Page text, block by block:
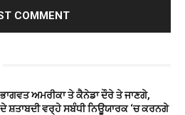
ਅਮਰੀਕਾ ਤੇ ਕੈਨੇਡਾ ਦੌਰੇ ਤੇ ਜਾਣਗੇ,
ਦੇ ਸ਼ਤਾਬਦੀ ਵਰ੍ਹੇ ਸਬੰਧੀ ਨਿਊਯਾਰਕ ‘ਚ ਕਰਨਗੇ